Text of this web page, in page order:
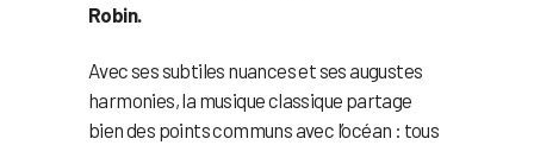
Robin.
Avec ses subtiles nuances et ses augustes
harmonies, la musique classique partage
bien des points communs avec l’océan : tous